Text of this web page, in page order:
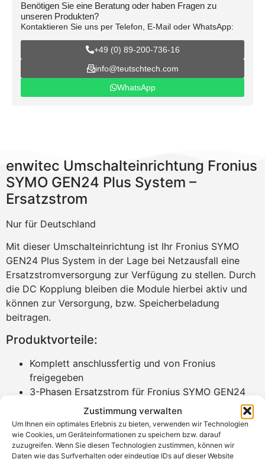
Zustimmung verwalten
Um Ihnen ein optimales Erlebnis zu bieten, verwenden wir Technologien
wie Cookies, um Geräteinformationen zu speichern bzw. darauf
zuzugreifen. Wenn Sie diesen Technologien zustimmen, können wir
Daten wie das Surfverhalten oder eindeutige IDs auf dieser Website
Benötigen Sie eine Beratung oder haben Fragen zu
unseren Produkten?
Kontaktieren Sie uns per Telefon, E-Mail oder WhatsApp:
+49 (0) 89-200-736-16
info@teutschtech.com
WhatsApp
enwitec Umschalteinrichtung Fronius
SYMO GEN24 Plus System –
Ersatzstrom
Nur für Deutschland
Mit dieser Umschalteinrichtung ist Ihr Fronius SYMO
GEN24 Plus System in der Lage bei Netzausfall eine
Ersatzstromversorgung zur Verfügung zu stellen. Durch
die DC Kopplung bleiben die Module hierbei aktiv und
können zur Versorgung, bzw. Speicherbeladung
beitragen.
Produktvorteile:
Komplett anschlussfertig und von Fronius
freigegeben
3-Phasen Ersatzstrom für Fronius SYMO GEN24
Netztrennung: Dreipolig
Fronius Smart Meter TS65A-3 ist integriert
Vorkonfektioniert inklusive aller